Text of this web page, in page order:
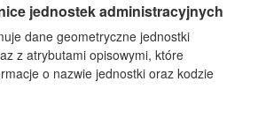
jednostek administracyjnych
dane geometryczne jednostki
z atrybutami opisowymi, które
o nazwie jednostki oraz kodzie